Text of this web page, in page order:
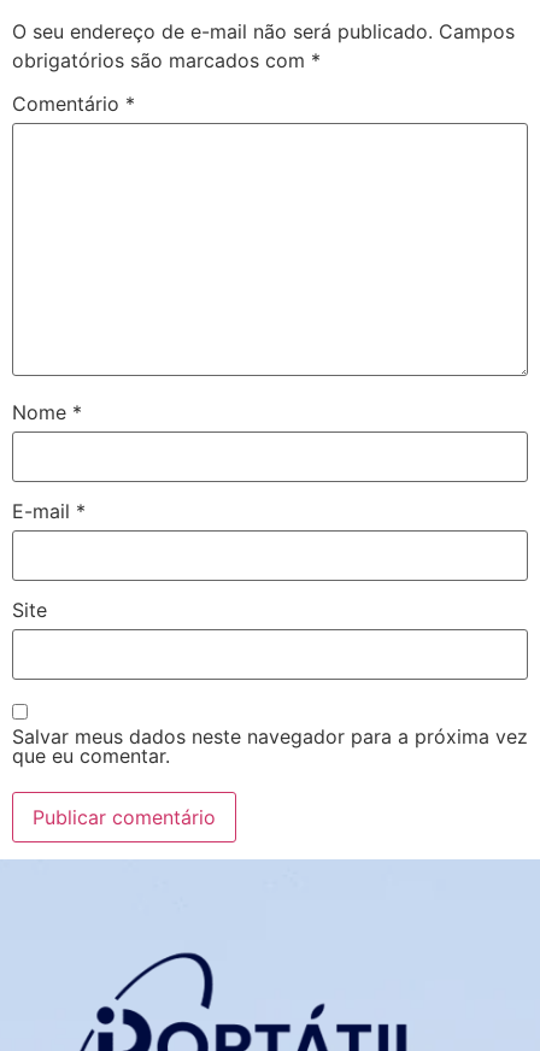
O seu endereço de e-mail não será publicado. Campos
obrigatórios são marcados com *
Comentário *
Nome *
E-mail *
Site
Salvar meus dados neste navegador para a próxima vez
que eu comentar.